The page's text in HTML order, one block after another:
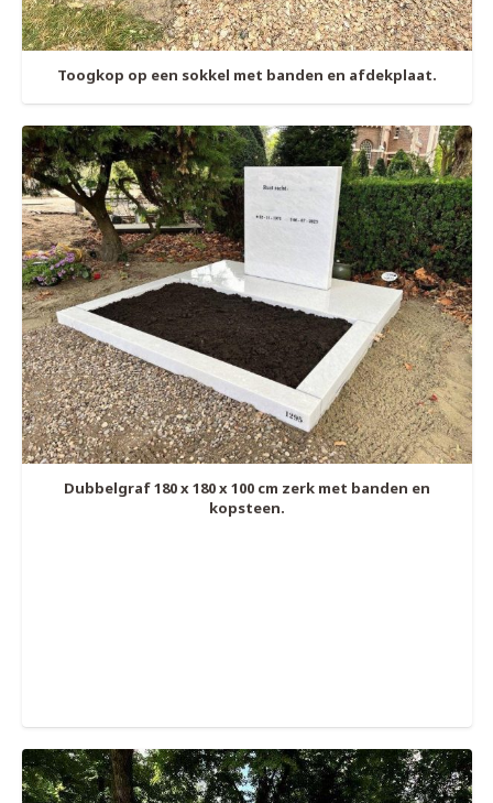
Toogkop op een sokkel met banden en afdekplaat.
Dubbelgraf 180 x 180 x 100 cm zerk met banden en
kopsteen.